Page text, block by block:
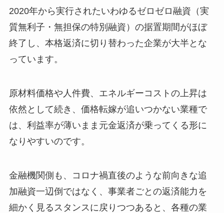
2020年から実行されたいわゆるゼロゼロ融資（実
質無利子・無担保の特別融資）の据置期間がほぼ
終了し、本格返済に切り替わった企業が大半とな
っています。
原材料価格や人件費、エネルギーコストの上昇は
依然として続き、価格転嫁が追いつかない業種で
は、利益率が薄いまま元金返済が乗ってくる形に
なりやすいのです。
金融機関側も、コロナ禍直後のような前向きな追
加融資一辺倒ではなく、事業者ごとの返済能力を
細かく見るスタンスに戻りつつあると、各種の業